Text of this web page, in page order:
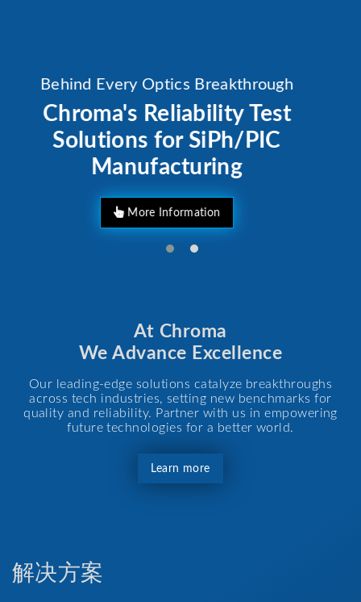
Behind Every Optics Breakthrough
Chroma's Reliability Test
Solutions for SiPh/PIC
Manufacturing
More Information
At Chroma
We Advance Excellence
Our leading-edge solutions catalyze breakthroughs
across tech industries, setting new benchmarks for
quality and reliability. Partner with us in empowering
future technologies for a better world.
Learn more
解决方案